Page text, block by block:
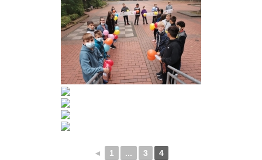
◄ 1 ... 3 4